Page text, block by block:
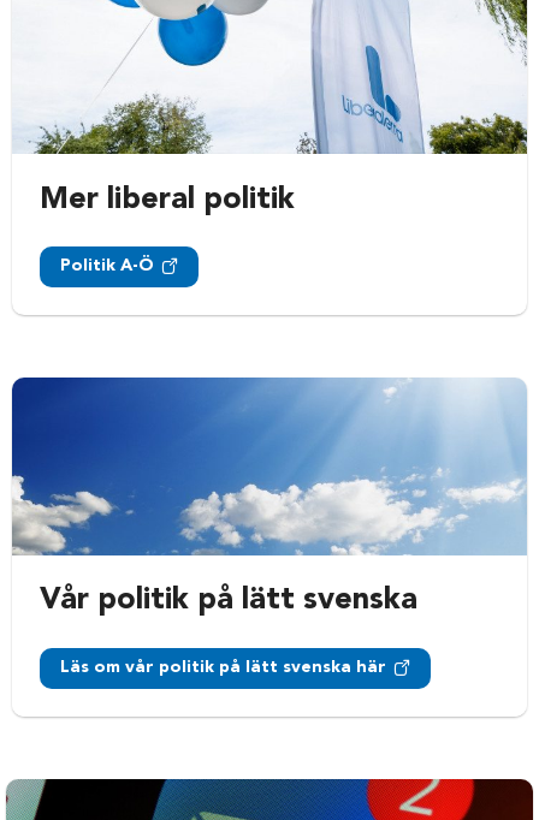
Mer liberal politik
Politik A-Ö
Vår politik på lätt svenska
Läs om vår politik på lätt svenska här